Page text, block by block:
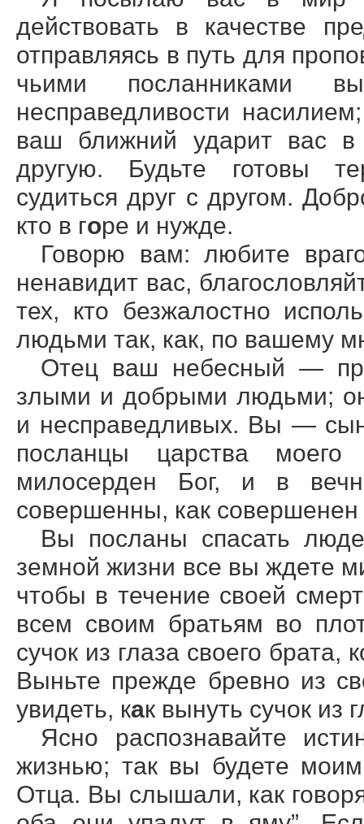
действовать в качестве
отправляясь в путь для
чьими посланниками
несправедливости
ваш ближний ударит вас
другую. Будьте готовы
судиться друг с другом.
кто в горе и нужде.
Говорю вам: любите
ненавидит вас,
тех, кто безжалостно
людьми так, как, по вашему
Отец ваш небесный —
злыми и добрыми людьми;
и несправедливых. Вы —
посланцы царства
милосерден Бог, и в
совершенны, как
Вы посланы спасать
земной жизни все вы ждете
чтобы в течение своей
всем своим братьям во
сучок из глаза своего
Выньте прежде бревно из
увидеть, как вынуть сучок из
Ясно распознавайте
жизнью; так вы будете
Отца. Вы слышали, как